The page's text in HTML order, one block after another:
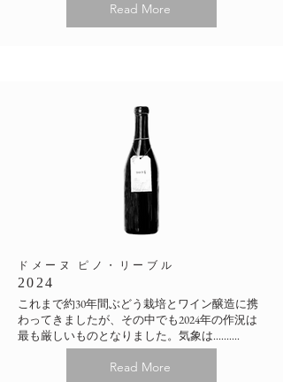
Read More
​ドメーヌ ピノ・リーブル
2024
これまで約30年間ぶどう栽培とワイン醸造に携
わってきましたが、その中でも2024年の作況は
最も厳しいものとなりました。気象は..........
Read More